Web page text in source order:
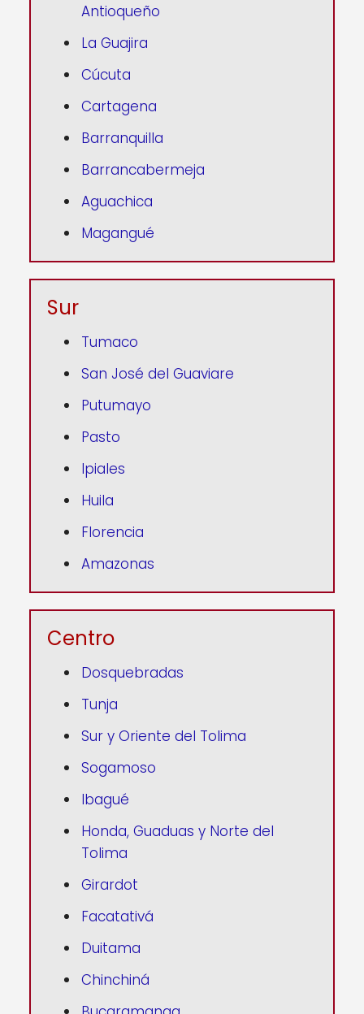
Antioqueño
La Guajira
Cúcuta
Cartagena
Barranquilla
Barrancabermeja
Aguachica
Magangué
Sur
Tumaco
San José del Guaviare
Putumayo
Pasto
Ipiales
Huila
Florencia
Amazonas
Centro
Dosquebradas
Tunja
Sur y Oriente del Tolima
Sogamoso
Ibagué
Honda, Guaduas y Norte del
Tolima
Girardot
Facatativá
Duitama
Chinchiná